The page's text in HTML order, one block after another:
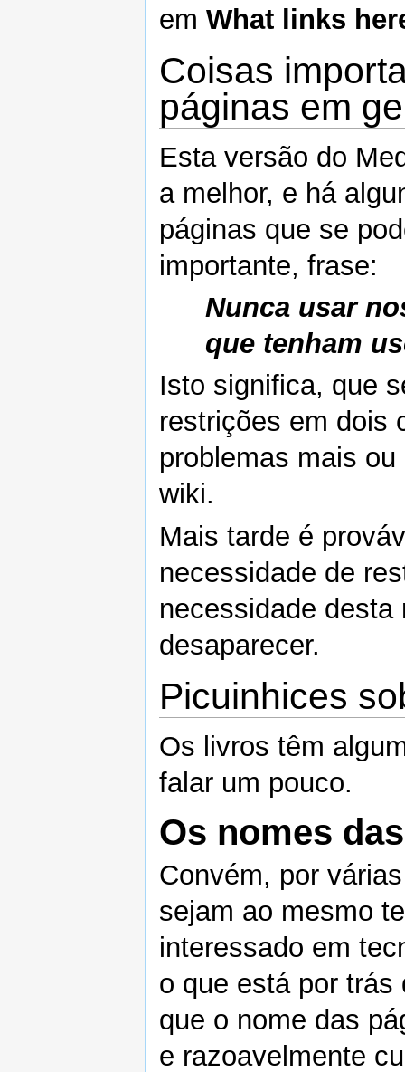
em What links
Coisas
páginas em
Esta versão do
a melhor, e há
páginas que se
importante, frase:
Nunca usar
que tenham
Isto significa, que
restrições em dois
problemas mais
wiki.
Mais tarde é
necessidade de
necessidade
desaparecer.
Picuinhices
Os livros têm
falar um pouco.
Os nomes
Convém, por
sejam ao mesmo
interessado em
o que está por
que o nome das
e razoavelmente